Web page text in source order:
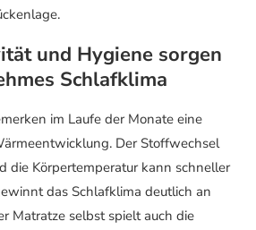
und Hygiene sorgen
Schlafklima
im Laufe der Monate eine
Der Stoffwechsel
die Körpertemperatur kann schneller
das Schlafklima deutlich an
Matratze selbst spielt auch die